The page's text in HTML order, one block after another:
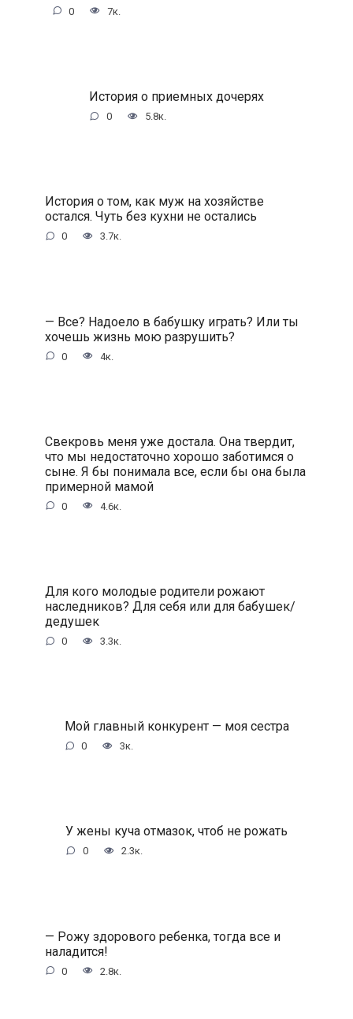
0 7к.
История о приемных дочерях
0 5.8к.
История о том, как муж на хозяйстве
остался. Чуть без кухни не остались
0 3.7к.
— Все? Надоело в бабушку играть? Или ты
хочешь жизнь мою разрушить?
0 4к.
Свекровь меня уже достала. Она твердит,
что мы недостаточно хорошо заботимся о
сыне. Я бы понимала все, если бы она была
примерной мамой
0 4.6к.
Для кого молодые родители рожают
наследников? Для себя или для бабушек/
дедушек
0 3.3к.
Мой главный конкурент — моя сестра
0 3к.
У жены куча отмазок, чтоб не рожать
0 2.3к.
— Рожу здорового ребенка, тогда все и
наладится!
0 2.8к.